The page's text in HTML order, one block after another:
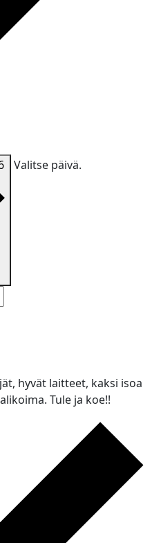
Valitse päivä.
hyvät laitteet, kaksi isoa
Tule ja koe!!